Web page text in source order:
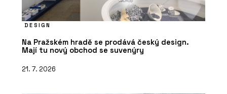
DESIGN
Na Pražském hradě se prodává český design.
Mají tu nový obchod se suvenýry
21. 7. 2026